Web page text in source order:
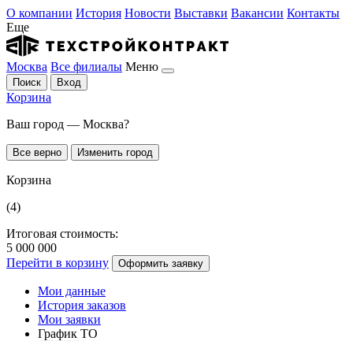
О компании История Новости Выставки Вакансии Контакты
Еще
Москва Все филиалы Меню
Поиск Вход
Корзина
Ваш город — Москва?
Все верно Изменить город
Корзина
(4)
Итоговая стоимость:
5 000 000
Перейти в корзину
Оформить заявку
Мои данные
История заказов
Мои заявки
График ТО